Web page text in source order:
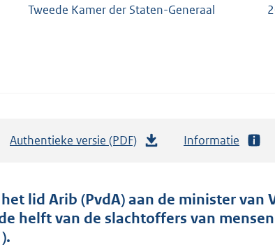
Tweede Kamer der Staten-Generaal
Authentieke versie (PDF)
t
a
Informatie
lid Arib (PvdA) aan de minister
helft van de slachtoffers van